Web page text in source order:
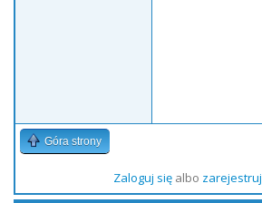
Góra strony
Zaloguj sięalbo zarejestruj